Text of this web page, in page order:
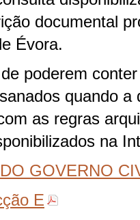
documental
Évora.
poderem
quando a
as regras
na
GOVERNO
E